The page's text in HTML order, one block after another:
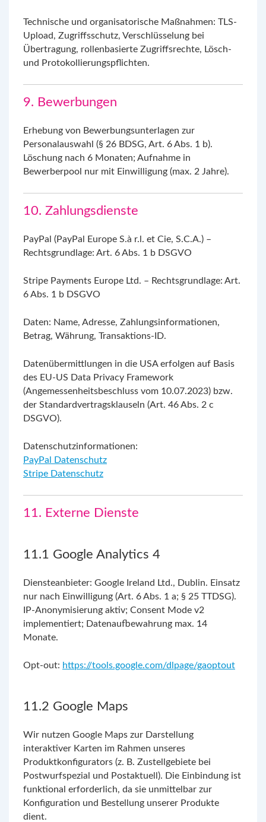
Technische und organisatorische Maßnahmen: TLS-
Upload, Zugriffsschutz, Verschlüsselung bei
Übertragung, rollenbasierte Zugriffsrechte, Lösch-
und Protokollierungspflichten.
9. Bewerbungen
Erhebung von Bewerbungsunterlagen zur
Personalauswahl (§ 26 BDSG, Art. 6 Abs. 1 b).
Löschung nach 6 Monaten; Aufnahme in
Bewerberpool nur mit Einwilligung (max. 2 Jahre).
10. Zahlungsdienste
PayPal (PayPal Europe S.à r.l. et Cie, S.C.A.) –
Rechtsgrundlage: Art. 6 Abs. 1 b DSGVO
Stripe Payments Europe Ltd. – Rechtsgrundlage: Art.
6 Abs. 1 b DSGVO
Daten: Name, Adresse, Zahlungsinformationen,
Betrag, Währung, Transaktions-ID.
Datenübermittlungen in die USA erfolgen auf Basis
des EU-US Data Privacy Framework
(Angemessenheitsbeschluss vom 10.07.2023) bzw.
der Standardvertragsklauseln (Art. 46 Abs. 2 c
DSGVO).
Datenschutzinformationen:
PayPal Datenschutz
Stripe Datenschutz
11. Externe Dienste
11.1 Google Analytics 4
Diensteanbieter: Google Ireland Ltd., Dublin. Einsatz
nur nach Einwilligung (Art. 6 Abs. 1 a; § 25 TTDSG).
IP-Anonymisierung aktiv; Consent Mode v2
implementiert; Datenaufbewahrung max. 14
Monate.
Opt-out: https://tools.google.com/dlpage/gaoptout
11.2 Google Maps
Wir nutzen Google Maps zur Darstellung
interaktiver Karten im Rahmen unseres
Produktkonfigurators (z. B. Zustellgebiete bei
Postwurfspezial und Postaktuell). Die Einbindung ist
funktional erforderlich, da sie unmittelbar zur
Konfiguration und Bestellung unserer Produkte
dient.